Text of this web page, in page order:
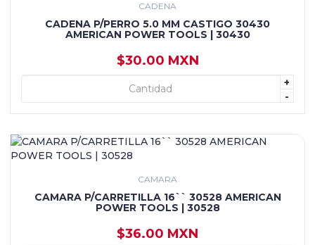
CADENA
CADENA P/PERRO 5.0 MM CASTIGO 30430
AMERICAN POWER TOOLS | 30430
$30.00 MXN
+
-
+ AGREGAR
CAMARA
CAMARA P/CARRETILLA 16`` 30528 AMERICAN
POWER TOOLS | 30528
$36.00 MXN